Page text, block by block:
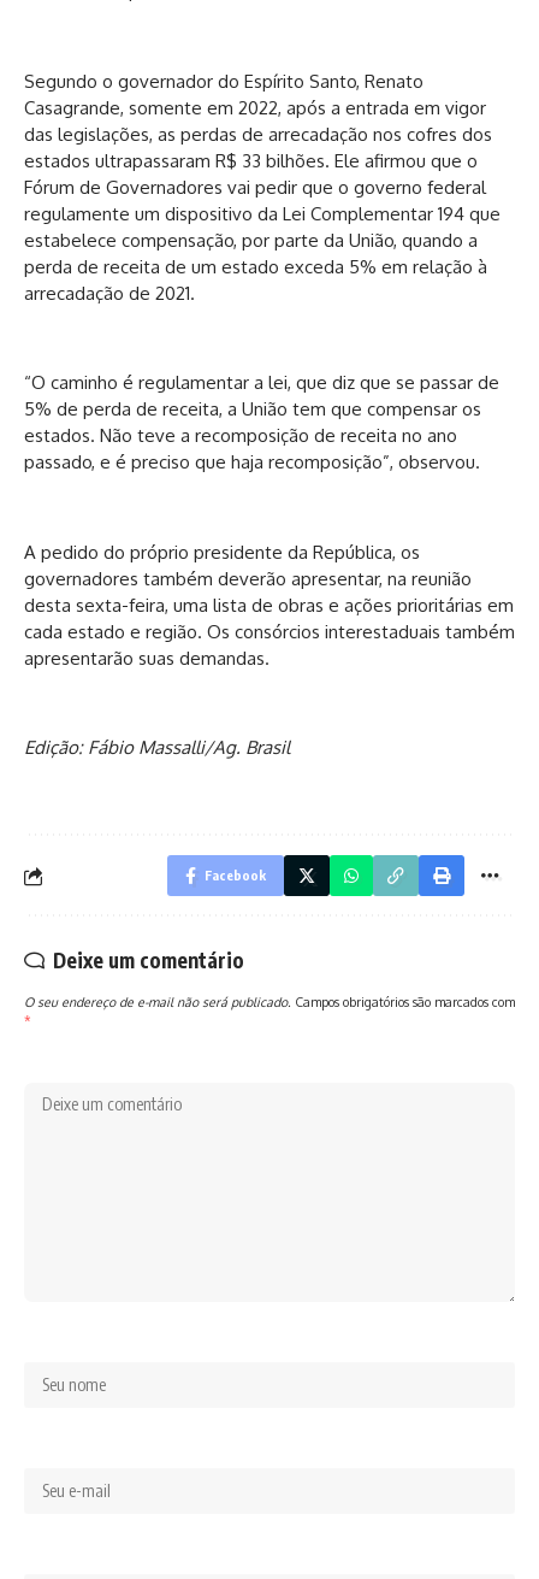
Segundo o governador do Espírito Santo, Renato
Casagrande, somente em 2022, após a entrada em vigor
das legislações, as perdas de arrecadação nos cofres dos
estados ultrapassaram R$ 33 bilhões. Ele afirmou que o
Fórum de Governadores vai pedir que o governo federal
regulamente um dispositivo da Lei Complementar 194 que
estabelece compensação, por parte da União, quando a
perda de receita de um estado exceda 5% em relação à
arrecadação de 2021.
“O caminho é regulamentar a lei, que diz que se passar de
5% de perda de receita, a União tem que compensar os
estados. Não teve a recomposição de receita no ano
passado, e é preciso que haja recomposição”, observou.
A pedido do próprio presidente da República, os
governadores também deverão apresentar, na reunião
desta sexta-feira, uma lista de obras e ações prioritárias em
cada estado e região. Os consórcios interestaduais também
apresentarão suas demandas.
Edição: Fábio Massalli/Ag. Brasil
Facebook
Deixe um comentário
O seu endereço de e-mail não será publicado. Campos obrigatórios são marcados com
*